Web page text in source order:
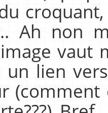
Ah non
vaut
lien